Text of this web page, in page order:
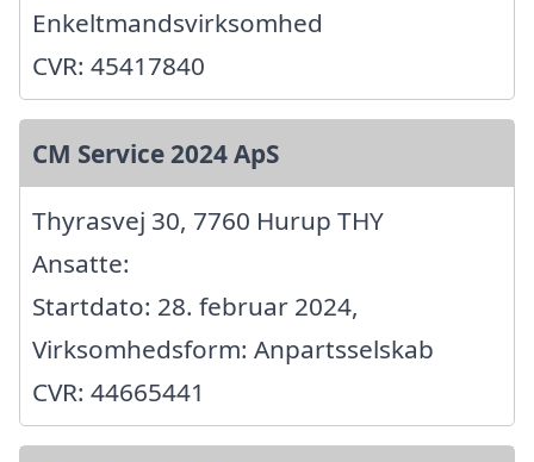
Enkeltmandsvirksomhed
CVR: 45417840
CM Service 2024 ApS
Thyrasvej 30, 7760 Hurup THY
Ansatte:
Startdato: 28. februar 2024,
Virksomhedsform: Anpartsselskab
CVR: 44665441